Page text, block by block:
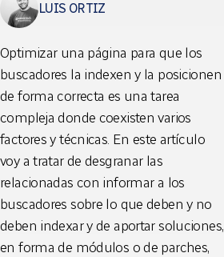
LUIS ORTIZ
Optimizar una página para que los
buscadores la indexen y la posicionen
de forma correcta es una tarea
compleja donde coexisten varios
factores y técnicas. En este artículo
voy a tratar de desgranar las
relacionadas con informar a los
buscadores sobre lo que deben y no
deben indexar y de aportar soluciones,
en forma de módulos o de parches,